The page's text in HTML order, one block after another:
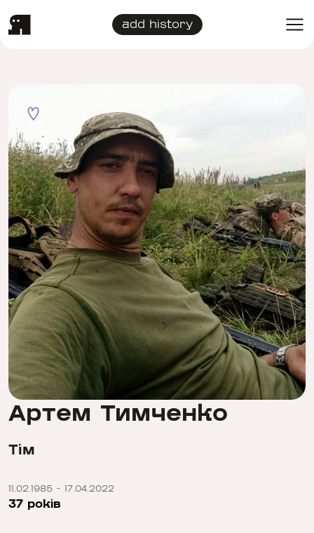
add history
Артем Тимченко
Тім
11.02.1985 - 17.04.2022
37 років